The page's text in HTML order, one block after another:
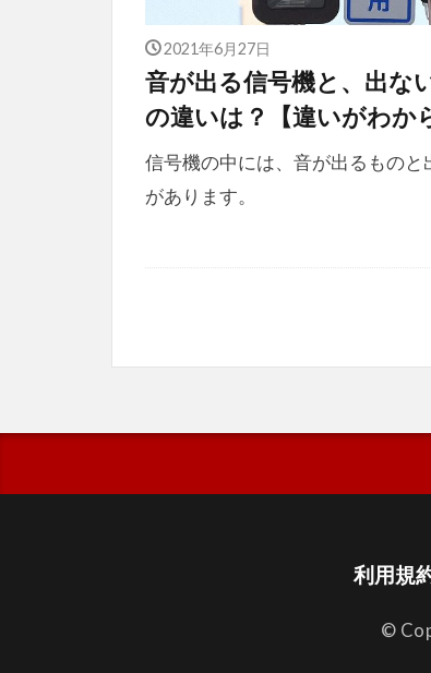
2021年6月27日
音が出る信号機と、出な
の違いは？【違いがわか
信号機の中には、音が出るものと
があります。
利用規
©